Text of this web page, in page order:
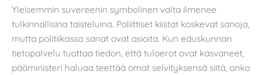
Yleisemmin suvereenin symbolinen valta ilmenee
tulkinnallisina taisteluina. Poliittiset kiistat koskevat sanoja,
mutta politiikassa sanat ovat asioita. Kun eduskunnan
tietopalvelu tuottaa tiedon, että tuloerot ovat kasvaneet,
pääministeri haluaa teettää omat selvityksensä siitä, onko